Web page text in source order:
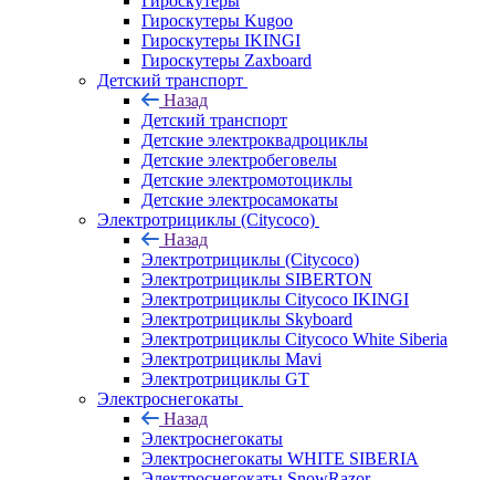
Гироскутеры Kugoo
Гироскутеры IKINGI
Гироскутеры Zaxboard
Детский транспорт
Назад
Детский транспорт
Детские электроквадроциклы
Детские электробеговелы
Детские электромотоциклы
Детские электросамокаты
Электротрициклы (Citycoco)
Назад
Электротрициклы (Citycoco)
Электротрициклы SIBERTON
Электротрициклы Citycoco IKINGI
Электротрициклы Skyboard
Электротрициклы Citycoco White Siberia
Электротрициклы Mavi
Электротрициклы GT
Электроснегокаты
Назад
Электроснегокаты
Электроснегокаты WHITE SIBERIA